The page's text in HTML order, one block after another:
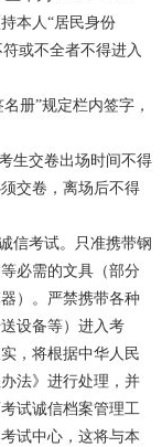
本人“居民身份
或不全者不得进入
册”规定栏内签字，
生交卷出场时间不得
交卷，离场后不得
信考试。只准携带钢
必需的文具（部分
）。严禁携带各种
设备等）进入考
，将根据中华人民
法》进行处理，并
试诚信档案管理工
试中心，这将与本